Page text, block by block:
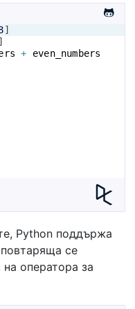
]
]
+
even_numbers
Python поддържа
се
оператора за